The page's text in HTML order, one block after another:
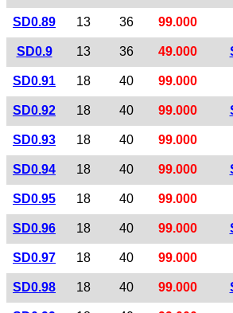
SD0.89 13 36 99.000
SD0.9 13 36 49.000
SD0.91 18 40 99.000
SD0.92 18 40 99.000
SD0.93 18 40 99.000
SD0.94 18 40 99.000
SD0.95 18 40 99.000
SD0.96 18 40 99.000
SD0.97 18 40 99.000
SD0.98 18 40 99.000